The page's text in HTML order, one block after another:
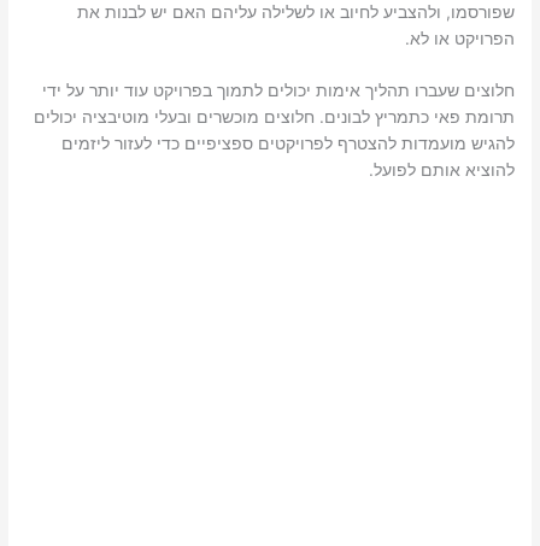
שפורסמו, ולהצביע לחיוב או לשלילה עליהם האם יש לבנות את
הפרויקט או לא.
חלוצים שעברו תהליך אימות יכולים לתמוך בפרויקט עוד יותר על ידי
תרומת פאי כתמריץ לבונים. חלוצים מוכשרים ובעלי מוטיבציה יכולים
להגיש מועמדות להצטרף לפרויקטים ספציפיים כדי לעזור ליזמים
להוציא אותם לפועל.